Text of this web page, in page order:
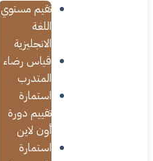
تقيم مستوي
اللغة
الانجليزية
قياس رضاء
المتدرب
استمارة
تقييم دورة
أون لاين
استمارة